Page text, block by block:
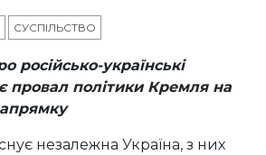
СУСПІЛЬСТВО
російсько-українські
провал політики Кремля на
незалежна Україна, з них